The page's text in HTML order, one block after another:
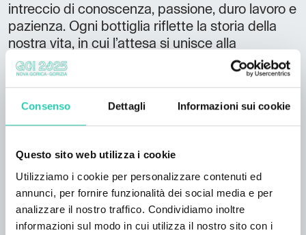
Consenso Dettagli Informazioni sui cookie
Questo sito web utilizza i cookie
Utilizziamo i cookie per personalizzare contenuti ed
annunci, per fornire funzionalità dei social media e per
analizzare il nostro traffico. Condividiamo inoltre
informazioni sul modo in cui utilizza il nostro sito con i
intreccio di conoscenza, passione, duro lavoro e
pazienza. Ogni bottiglia riflette la storia della
nostra vita, in cui l’attesa si unisce alla
perfezione del gusto. Rispettiamo il tempo
necessario per la maturazione del vino in modo
in maniera sostenibile e biologica ... ormai da sei
generazioni.” OFFERTA Degustazione di vini
LA DEGUSTAZIONE Esterno: 8 persone
Interno: 8 persone